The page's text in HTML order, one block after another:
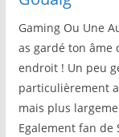
Gaming Ou Une
as gardé ton âme
endroit ! Un peu
particulièrement
mais plus
Egalement fan de